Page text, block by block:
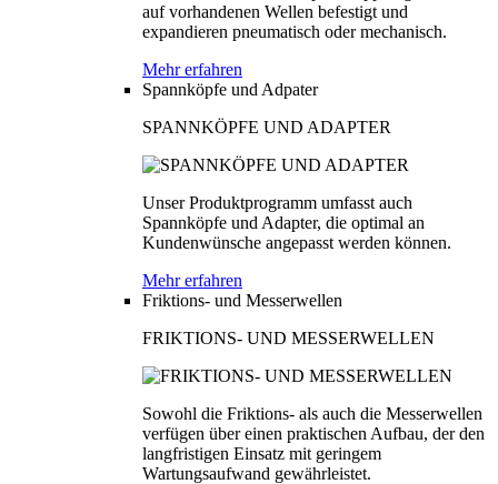
auf vorhandenen Wellen befestigt und
expandieren pneumatisch oder mechanisch.
Mehr erfahren
Spannköpfe und Adpater
SPANNKÖPFE UND ADAPTER
Unser Produktprogramm umfasst auch
Spannköpfe und Adapter, die optimal an
Kundenwünsche angepasst werden können.
Mehr erfahren
Friktions- und Messerwellen
FRIKTIONS- UND MESSERWELLEN
Sowohl die Friktions- als auch die Messerwellen
verfügen über einen praktischen Aufbau, der den
langfristigen Einsatz mit geringem
Wartungsaufwand gewährleistet.